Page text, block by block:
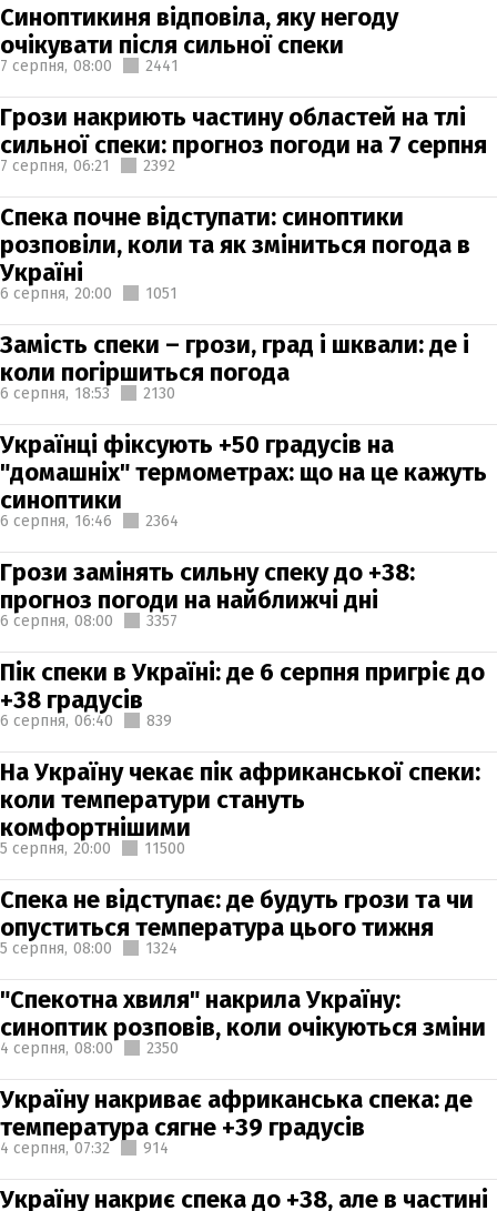
Синоптикиня відповіла, яку негоду
очікувати після сильної спеки
7 серпня, 08:00 2441
Грози накриють частину областей на тлі
сильної спеки: прогноз погоди на 7 серпня
7 серпня, 06:21 2392
Спека почне відступати: синоптики
розповіли, коли та як зміниться погода в
Україні
6 серпня, 20:00 1051
Замість спеки – грози, град і шквали: де і
коли погіршиться погода
6 серпня, 18:53 2130
Українці фіксують +50 градусів на
"домашніх" термометрах: що на це кажуть
синоптики
6 серпня, 16:46 2364
Грози замінять сильну спеку до +38:
прогноз погоди на найближчі дні
6 серпня, 08:00 3357
Пік спеки в Україні: де 6 серпня пригріє до
+38 градусів
6 серпня, 06:40 839
На Україну чекає пік африканської спеки:
коли температури стануть
комфортнішими
5 серпня, 20:00 11500
Спека не відступає: де будуть грози та чи
опуститься температура цього тижня
5 серпня, 08:00 1324
"Спекотна хвиля" накрила Україну:
синоптик розповів, коли очікуються зміни
4 серпня, 08:00 2350
Україну накриває африканська спека: де
температура сягне +39 градусів
4 серпня, 07:32 914
Україну накриє спека до +38, але в частині